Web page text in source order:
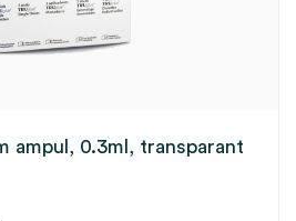
ampul, 0.3ml, transparant